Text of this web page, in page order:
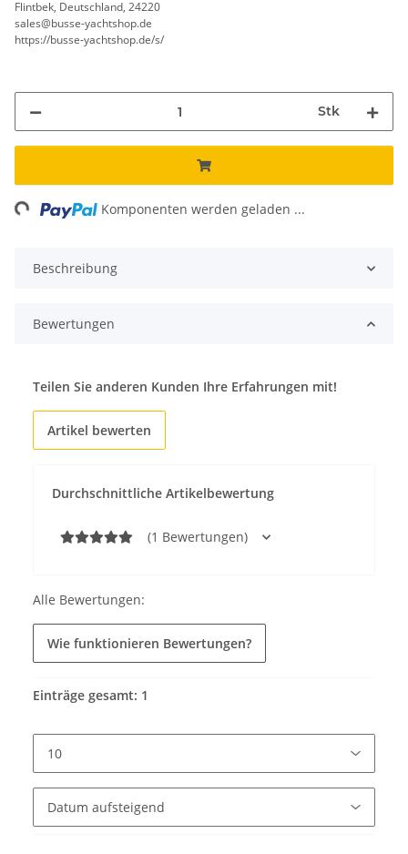
Flintbek, Deutschland, 24220
sales@busse-yachtshop.de
https://busse-yachtshop.de/s/
Stk
Komponenten werden geladen ...
Beschreibung
Bewertungen
Durchschnittliche Artikelbewertung
(1 Bewertungen)
Teilen Sie anderen Kunden Ihre Erfahrungen mit!
Artikel bewerten
Alle Bewertungen:
Wie funktionieren Bewertungen?
Einträge gesamt: 1